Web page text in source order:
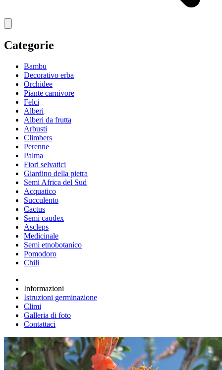
Categorie
Bambu
Decorativo erba
Orchidee
Piante carnivore
Felci
Alberi
Alberi da frutta
Arbusti
Climbers
Perenne
Palma
Fiori selvatici
Giardino della pietra
Semi Africa del Sud
Acquatico
Succulento
Cactus
Semi caudex
Ascleps
Medicinale
Semi etnobotanico
Pomodoro
Chili
Informazioni
Istruzioni germinazione
Climi
Galleria di foto
Contattaci